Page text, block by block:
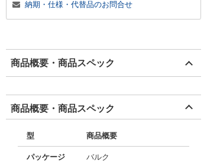
納期・仕様・代替品のお問合せ
商品概要・商品スペック
商品概要・商品スペック
型 商品概要
パッケージ バルク